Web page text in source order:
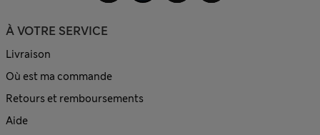
À VOTRE SERVICE
Livraison
Où est ma commande
Retours et remboursements
Aide